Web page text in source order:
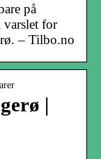
på
for
– Tilbo.no
|